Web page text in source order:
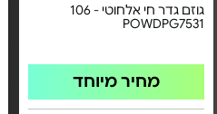
גוזם גדר חי אלחוטי - 106
POWDPG7531
מחיר מיוחד